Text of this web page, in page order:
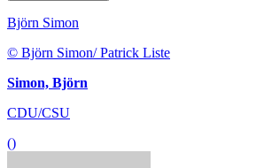
Björn Simon
© Björn Simon/ Patrick Liste
Simon, Björn
CDU/CSU
()